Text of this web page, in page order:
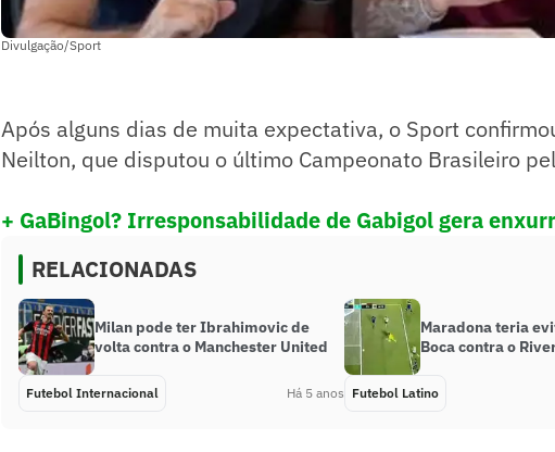
Divulgação/Sport
Após alguns dias de muita expectativa, o Sport
Neilton, que disputou o último Campeonato Brasileiro
+ GaBingol? Irresponsabilidade de Gabigol gera
RELACIONADAS
Milan pode ter Ibrahimovic de
volta contra o Manchester United
Futebol Internacional Há 5 anos
Maradona teria
Boca contra o
Futebol Latino